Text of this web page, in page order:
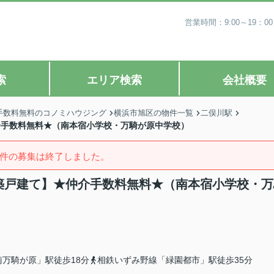
営業時間：9:00～19：
エリア検索 会社概要
料無料のコノミハウジング 横浜市旭区の物件一覧 二俣川駅
数料無料★（南本宿小学校・万騎が原中学校）
の募集は終了しました。
戸建て】★仲介手数料無料★（南本宿小学校・
騎が原」駅徒歩18分 相鉄いずみ野線「緑園都市」駅徒歩35分